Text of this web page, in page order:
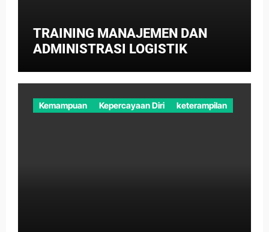
TRAINING MANAJEMEN DAN
ADMINISTRASI LOGISTIK
Kemampuan Kepercayaan Diri keterampilan